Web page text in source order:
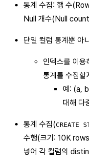
통계 수집: 행 수
Null 개수(Null
단일 컬럼 통계뿐 아
인덱스를 이용
통계를 수집할
예: (a,
대해 다
통계 수집(CREATE
수행(크기: 10K
넣어 각 컬럼의